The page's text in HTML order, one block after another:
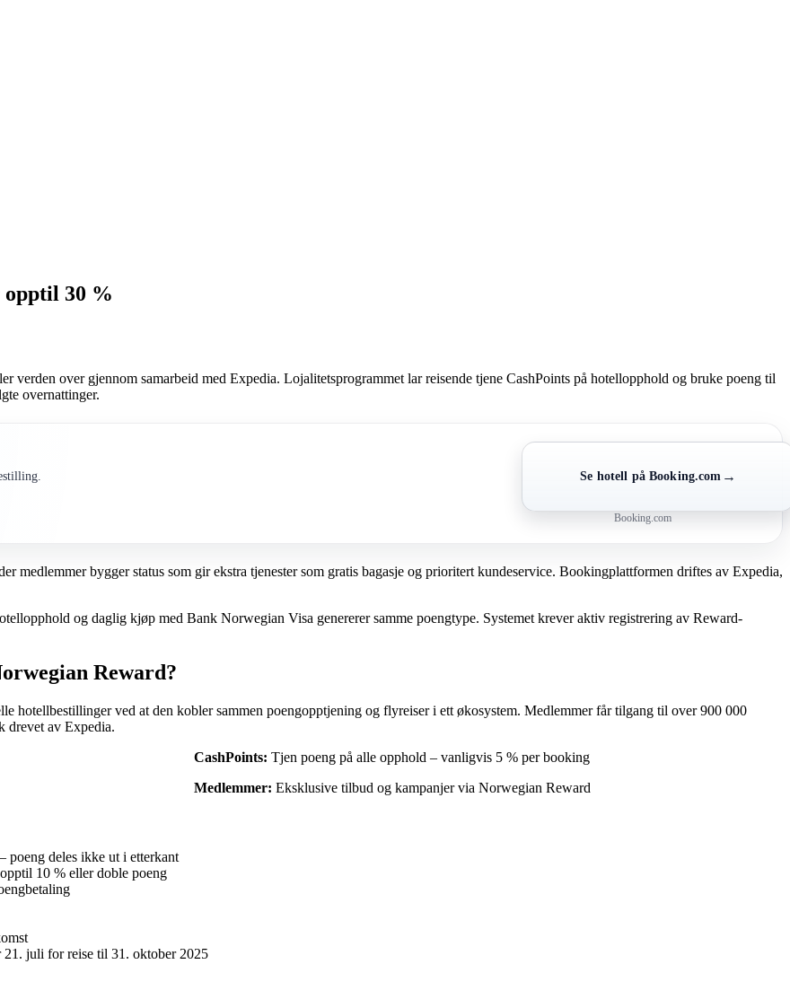
opptil 30 %
over gjennom samarbeid med Expedia. Lojalitetsprogrammet lar reisende tjene CashPoints på hotellopphold og bruke poeng til
overnattinger.
Se hotell på Booking.com →
Booking.com
medlemmer bygger status som gir ekstra tjenester som gratis bagasje og prioritert kundeservice. Bookingplattformen driftes av Expedia,
og daglig kjøp med Bank Norwegian Visa genererer samme poengtype. Systemet krever aktiv registrering av Reward-
Reward?
hotellbestillinger ved at den kobler sammen poengopptjening og flyreiser i ett økosystem. Medlemmer får tilgang til over 900 000
drevet av Expedia.
CashPoints: Tjen poeng på alle opphold – vanligvis 5 % per booking
Medlemmer: Eksklusive tilbud og kampanjer via Norwegian Reward
poeng deles ikke ut i etterkant
10 % eller doble poeng
juli for reise til 31. oktober 2025